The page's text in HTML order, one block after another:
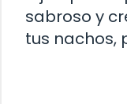
sabroso y
tus nachos,